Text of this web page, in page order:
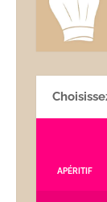
APÉRITIF